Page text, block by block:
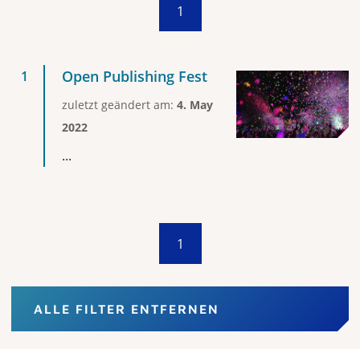
1
Open Publishing Fest
zuletzt geändert am: 4. May
2022
...
1
ALLE FILTER ENTFERNEN